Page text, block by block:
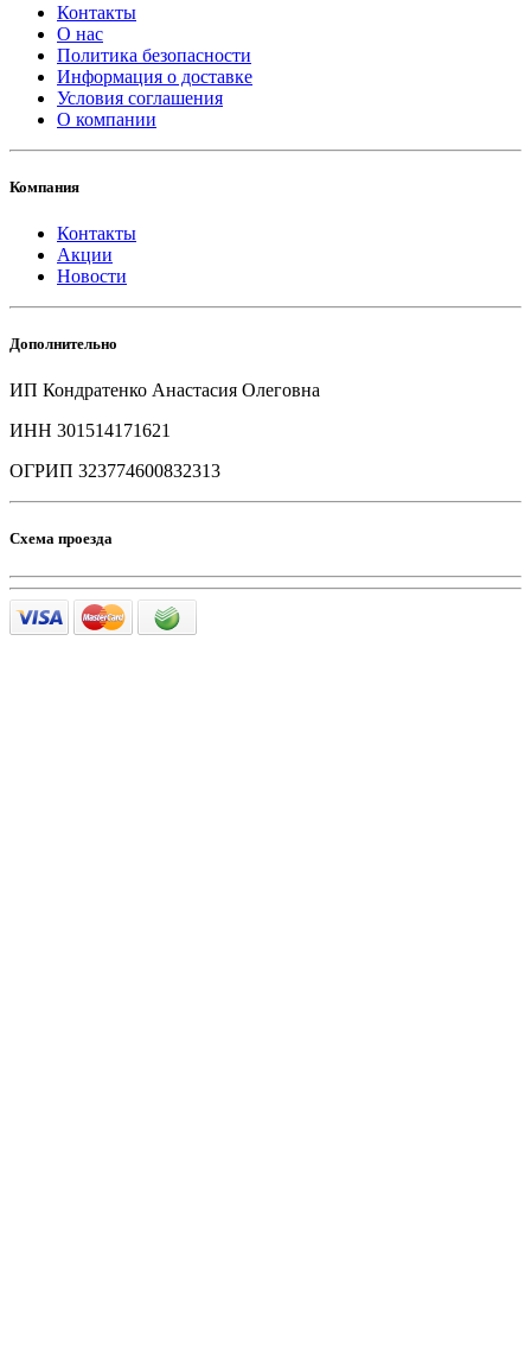
Контакты
О нас
Политика безопасности
Информация о доставке
Условия соглашения
О компании
Компания
Контакты
Акции
Новости
Дополнительно
ИП Кондратенко Анастасия Олеговна
ИНН 301514171621
ОГРИП 323774600832313
Схема проезда